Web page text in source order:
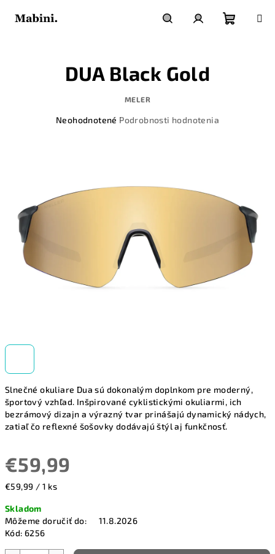
Slnečné okuliare Dua sú dokonalým doplnkom pre moderný,
športový vzhľad. Inšpirované cyklistickými okuliarmi, ich
bezrámový dizajn a výrazný tvar prinášajú dynamický nádych,
zatiaľ čo reflexné šošovky dodávajú štýl aj funkčnosť.
€59,99
Jednotková
€59,99 / 1 ks
Skladom
Môžeme doručiť do:
11.8.2026
Kód: 6256
DUA Black Gold
MELER
Priemerné
Neohodnotené Podrobnosti hodnotenia